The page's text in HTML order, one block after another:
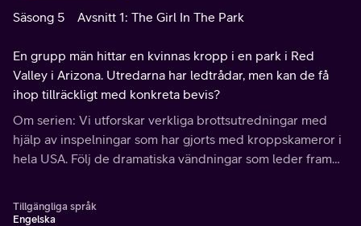
Säsong 5 Avsnitt 1: The Girl In The Park
En grupp män hittar en kvinnas kropp i en park i Red
Valley i Arizona. Utredarna har ledtrådar, men kan de få
ihop tillräckligt med konkreta bevis?
Om serien: Vi utforskar verkliga brottsutredningar med
hjälp av inspelningar som har gjorts med kroppskameror i
hela USA. Följ de dramatiska vändningar som leder fram
Tillgängliga språk
Engelska